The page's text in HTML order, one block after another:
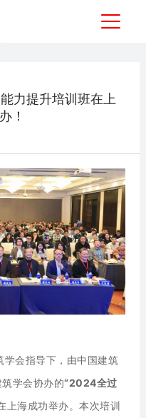
力提升培训班在上
！
会指导下，由中国建筑
学会协办的“2024全过
上海成功举办。本次培训